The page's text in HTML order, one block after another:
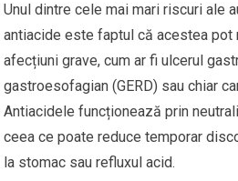
Unul dintre cele mai mari riscuri ale
antiacide este faptul că acestea pot
afecțiuni grave, cum ar fi ulcerul
gastroesofagian (GERD) sau chiar
Antiacidele funcționează prin
ceea ce poate reduce temporar
la stomac sau refluxul acid.